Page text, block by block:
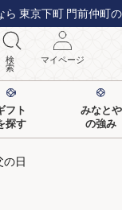
東京下町 門前仲町
検
索
マイページ
フト
探す
みなとや
の強み
の日